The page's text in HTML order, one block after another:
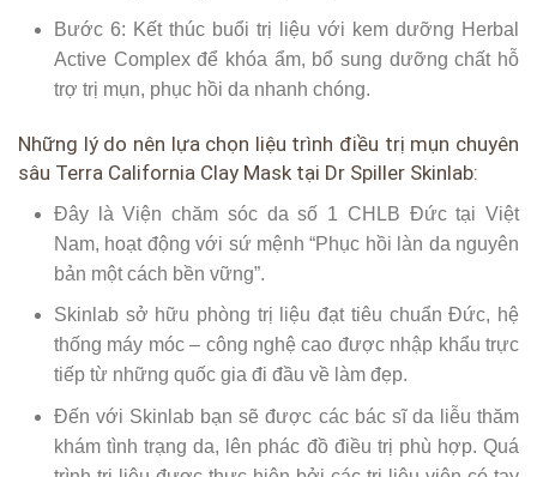
Bước 6: Kết thúc buổi trị liệu với kem dưỡng Herbal
Active Complex để khóa ẩm, bổ sung dưỡng chất hỗ
trợ trị mụn, phục hồi da nhanh chóng.
Những lý do nên lựa chọn liệu trình điều trị mụn chuyên
sâu Terra California Clay Mask tại Dr Spiller Skinlab:
Đây là Viện chăm sóc da số 1 CHLB Đức tại Việt
Nam, hoạt động với sứ mệnh “Phục hồi làn da nguyên
bản một cách bền vững”.
Skinlab sở hữu phòng trị liệu đạt tiêu chuẩn Đức, hệ
thống máy móc – công nghệ cao được nhập khẩu trực
tiếp từ những quốc gia đi đầu về làm đẹp.
Đến với Skinlab bạn sẽ được các bác sĩ da liễu thăm
khám tình trạng da, lên phác đồ điều trị phù hợp. Quá